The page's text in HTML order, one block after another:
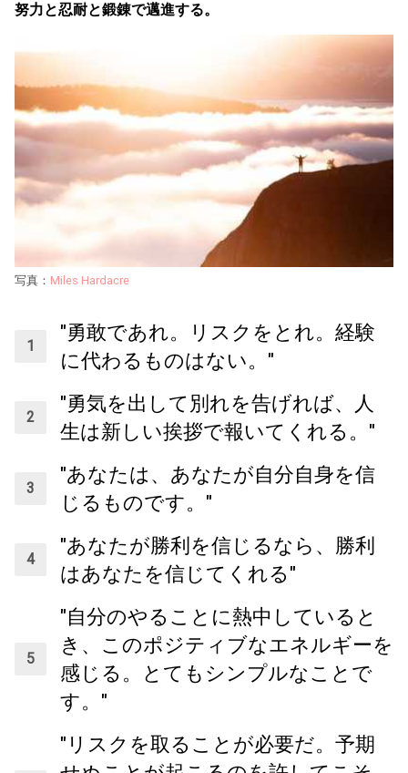
努力と忍耐と鍛錬で邁進する。
写真： Miles Hardacre
"勇敢であれ。リスクをとれ。経験
に代わるものはない。"
"勇気を出して別れを告げれば、人
生は新しい挨拶で報いてくれる。"
"あなたは、あなたが自分自身を信
じるものです。"
"あなたが勝利を信じるなら、勝利
はあなたを信じてくれる"
"自分のやることに熱中していると
き、このポジティブなエネルギーを
感じる。とてもシンプルなことで
す。"
"リスクを取ることが必要だ。予期